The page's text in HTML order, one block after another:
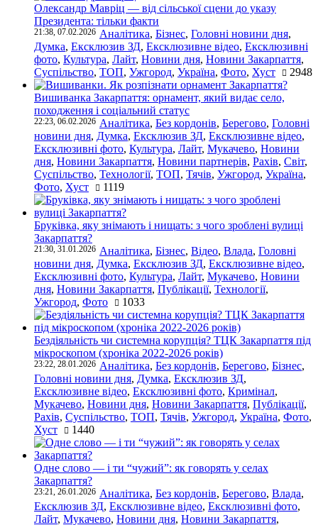
Олександр Мавріц — від сільської сцени до указу
Президента: тільки факти
21:38, 07.02.2026 Аналітика, Бізнес, Головні новини дня,
Думка, Ексклюзив ЗД, Ексклюзивне відео, Ексклюзивні
фото, Культура, Лайт, Новини дня, Новини Закарпаття,
Суспільство, ТОП, Ужгород, Україна, Фото, Хуст 2948
Вишиванка Закарпаття: орнамент, який видає село,
походження і соціальний статус
22:23, 06.02.2026 Аналітика, Без кордонів, Берегово, Головні
новини дня, Думка, Ексклюзив ЗД, Ексклюзивне відео,
Ексклюзивні фото, Культура, Лайт, Мукачево, Новини
дня, Новини Закарпаття, Новини партнерів, Рахів, Світ,
Суспільство, Технології, ТОП, Тячів, Ужгород, Україна,
Фото, Хуст 1119
Бруківка, яку знімають і нищать: з чого зроблені вулиці
Закарпаття?
21:30, 31.01.2026 Аналітика, Бізнес, Відео, Влада, Головні
новини дня, Думка, Ексклюзив ЗД, Ексклюзивне відео,
Ексклюзивні фото, Культура, Лайт, Мукачево, Новини
дня, Новини Закарпаття, Публікації, Технології,
Ужгород, Фото 1033
Бездіяльність чи системна корупція? ТЦК Закарпаття під
мікроскопом (хроніка 2022-2026 років)
23:22, 28.01.2026 Аналітика, Без кордонів, Берегово, Бізнес,
Головні новини дня, Думка, Ексклюзив ЗД,
Ексклюзивне відео, Ексклюзивні фото, Кримінал,
Мукачево, Новини дня, Новини Закарпаття, Публікації,
Рахів, Суспільство, ТОП, Тячів, Ужгород, Україна, Фото,
Хуст
1440
Одне слово — і ти “чужий”: як говорять у селах
Закарпаття?
23:21, 26.01.2026 Аналітика, Без кордонів, Берегово, Влада,
Ексклюзив ЗД, Ексклюзивне відео, Ексклюзивні фото,
Лайт, Мукачево, Новини дня, Новини Закарпаття,